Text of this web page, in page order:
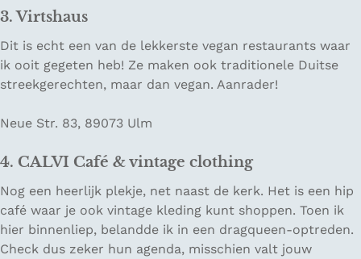
3. Virtshaus
Dit is echt een van de lekkerste vegan restaurants waar
ik ooit gegeten heb! Ze maken ook traditionele Duitse
streekgerechten, maar dan vegan. Aanrader!
Neue Str. 83, 89073 Ulm
4. CALVI Café & vintage clothing
Nog een heerlijk plekje, net naast de kerk. Het is een hip
café waar je ook vintage kleding kunt shoppen. Toen ik
hier binnenliep, belandde ik in een dragqueen-optreden.
Check dus zeker hun agenda, misschien valt jouw